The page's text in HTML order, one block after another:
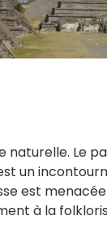
naturelle.
un
est
à la